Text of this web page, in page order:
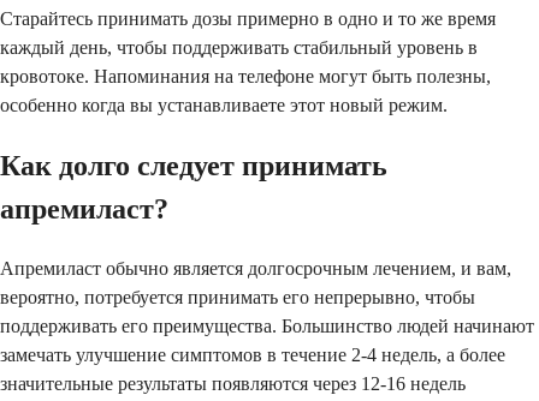
Старайтесь принимать дозы примерно в одно и то же время
каждый день, чтобы поддерживать стабильный уровень в
кровотоке. Напоминания на телефоне могут быть полезны,
особенно когда вы устанавливаете этот новый режим.
Как долго следует принимать
апремиласт?
Апремиласт обычно является долгосрочным лечением, и вам,
вероятно, потребуется принимать его непрерывно, чтобы
поддерживать его преимущества. Большинство людей начинают
замечать улучшение симптомов в течение 2-4 недель, а более
значительные результаты появляются через 12-16 недель